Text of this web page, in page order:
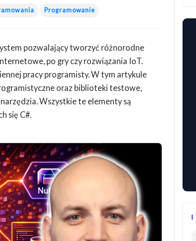
Programowanie
pozwalający tworzyć różnorodne
po gry czy rozwiązania IoT.
pracy programisty. W tym artykule
oraz biblioteki testowe,
Wszystkie te elementy są
się C#.